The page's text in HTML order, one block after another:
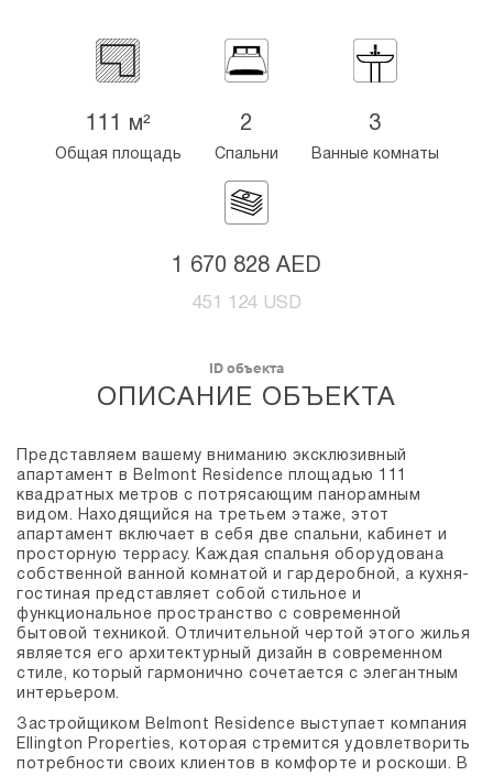
111 м²
Общая площадь
2
Спальни
3
Ванные комнаты
1 670 828 AED
451 124 USD
ID объекта
ОПИСАНИЕ ОБЪЕКТА
Представляем вашему вниманию эксклюзивный
апартамент в Belmont Residence площадью 111
квадратных метров с потрясающим панорамным
видом. Находящийся на третьем этаже, этот
апартамент включает в себя две спальни, кабинет и
просторную террасу. Каждая спальня оборудована
собственной ванной комнатой и гардеробной, а кухня-
гостиная представляет собой стильное и
функциональное пространство с современной
бытовой техникой. Отличительной чертой этого жилья
является его архитектурный дизайн в современном
стиле, который гармонично сочетается с элегантным
интерьером.
Застройщиком Belmont Residence выступает компания
Ellington Properties, которая стремится удовлетворить
потребности своих клиентов в комфорте и роскоши. В